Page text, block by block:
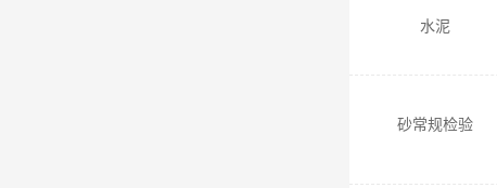
水泥
砂常规检验